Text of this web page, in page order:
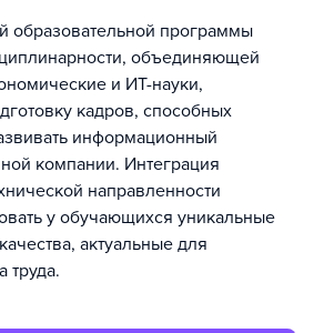
образовательной программы
объединяющей
и ИТ-науки,
кадров, способных
информационный
компании. Интеграция
направленности
у обучающихся уникальные
актуальные для
труда.